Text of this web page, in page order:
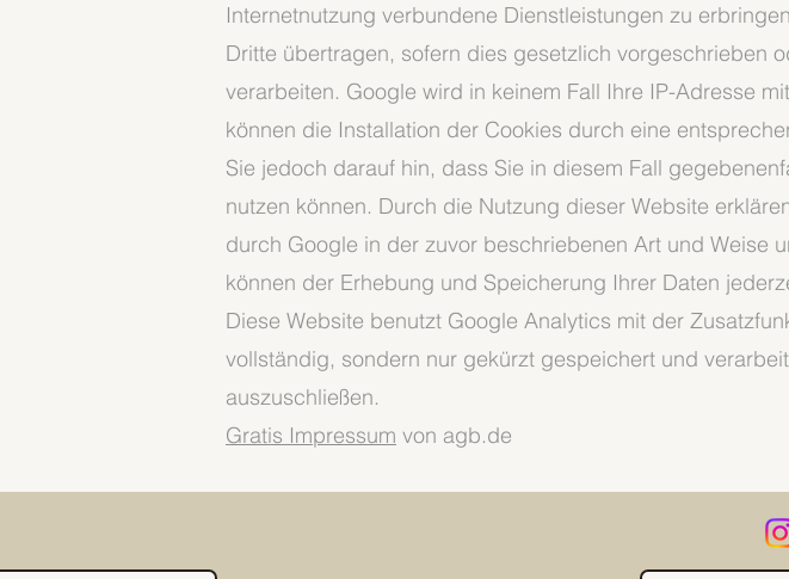
Internetnutzung verbundene Dienstleistungen zu
Dritte übertragen, sofern dies gesetzlich vorgeschrieben
verarbeiten. Google wird in keinem Fall Ihre IP-Adresse
können die Installation der Cookies durch eine
Sie jedoch darauf hin, dass Sie in diesem Fall
nutzen können. Durch die Nutzung dieser Website
durch Google in der zuvor beschriebenen Art und Weise
können der Erhebung und Speicherung Ihrer Daten
Diese Website benutzt Google Analytics mit der
vollständig, sondern nur gekürzt gespeichert und
auszuschließen.
Gratis Impressum von agb.de